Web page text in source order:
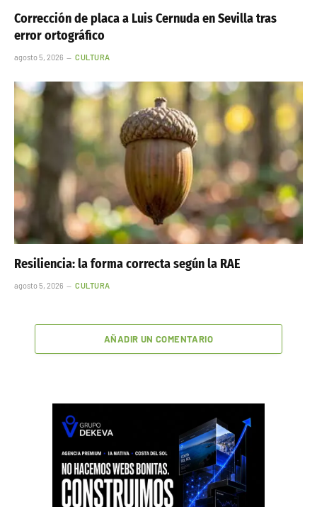
Corrección de placa a Luis Cernuda en Sevilla tras
error ortográfico
agosto 5, 2026 CULTURA
Resiliencia: la forma correcta según la RAE
agosto 5, 2026 CULTURA
AÑADIR UN COMENTARIO